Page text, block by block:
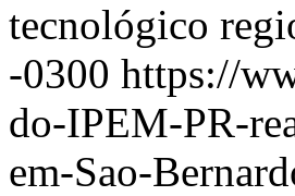
tecnológico
-0300 https://
do-IPEM-PR-
em-Sao-